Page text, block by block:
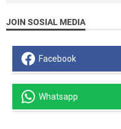
JOIN SOSIAL MEDIA
Facebook
Whatsapp